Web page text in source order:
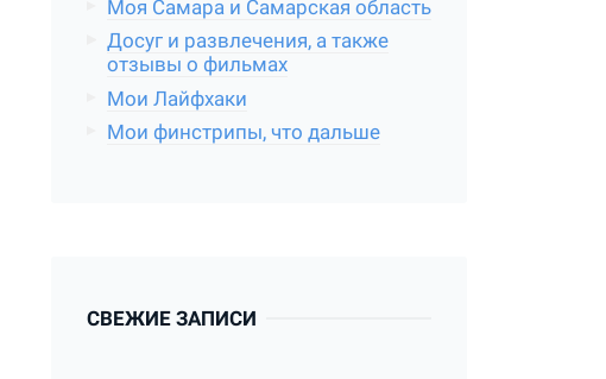
Моя Самара и Самарская область
Досуг и развлечения, а также
отзывы о фильмах
Мои Лайфхаки
Мои финстрипы, что дальше
СВЕЖИЕ ЗАПИСИ